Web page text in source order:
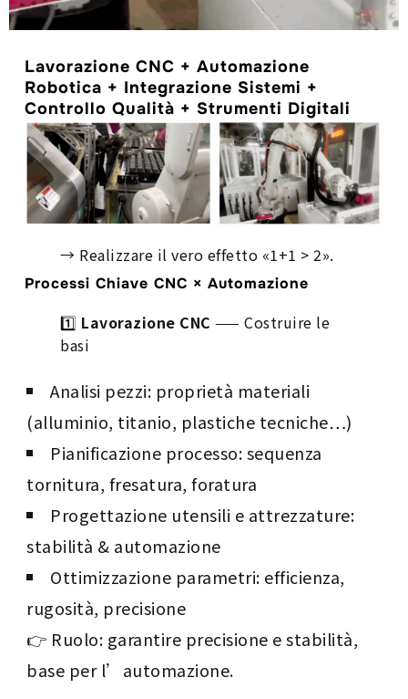
Lavorazione CNC + Automazione
Robotica + Integrazione Sistemi +
Controllo Qualità + Strumenti Digitali
→ Realizzare il vero effetto «1+1 > 2».
Processi Chiave CNC × Automazione
1️⃣ Lavorazione CNC —— Costruire le
basi
Analisi pezzi: proprietà materiali
(alluminio, titanio, plastiche tecniche…)
Pianificazione processo: sequenza
tornitura, fresatura, foratura
Progettazione utensili e attrezzature:
stabilità & automazione
Ottimizzazione parametri: efficienza,
rugosità, precisione
👉 Ruolo: garantire precisione e stabilità,
base per l’automazione.